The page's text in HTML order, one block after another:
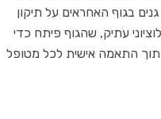
בדם, במשך 40 דקות. מחקרים הראו שהסטרס המבוקר של Hypoxi מפעיל כ-300 גנים בגוף האחראים על תיקון
עתיק, שהגוף פיתח כדי
תוך התאמה אישית לכל מטופל